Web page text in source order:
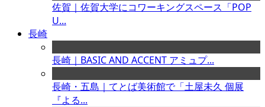
佐賀｜佐賀大学にコワーキングスペース「POP
U...
長崎
長崎｜BASIC AND ACCENT アミュプ...
長崎・五島｜てとば美術館で「土屋未久 個展
『よる...